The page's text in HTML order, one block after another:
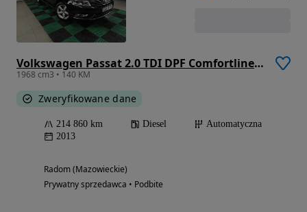
Volkswagen Passat 2.0 TDI DPF Comfortline DSG
1968 cm3 • 140 KM
Zweryfikowane dane
214 860 km Diesel
Automatyczna
2013
Radom (Mazowieckie)
Prywatny sprzedawca • Podbite